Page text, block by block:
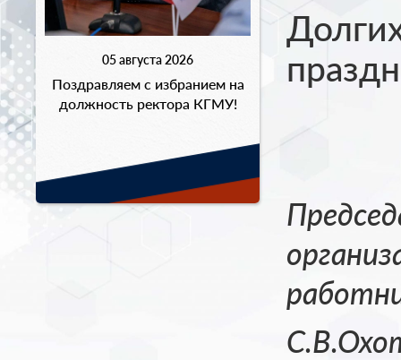
05 августа 2026
Поздравляем с избранием на
должность ректора КГМУ!